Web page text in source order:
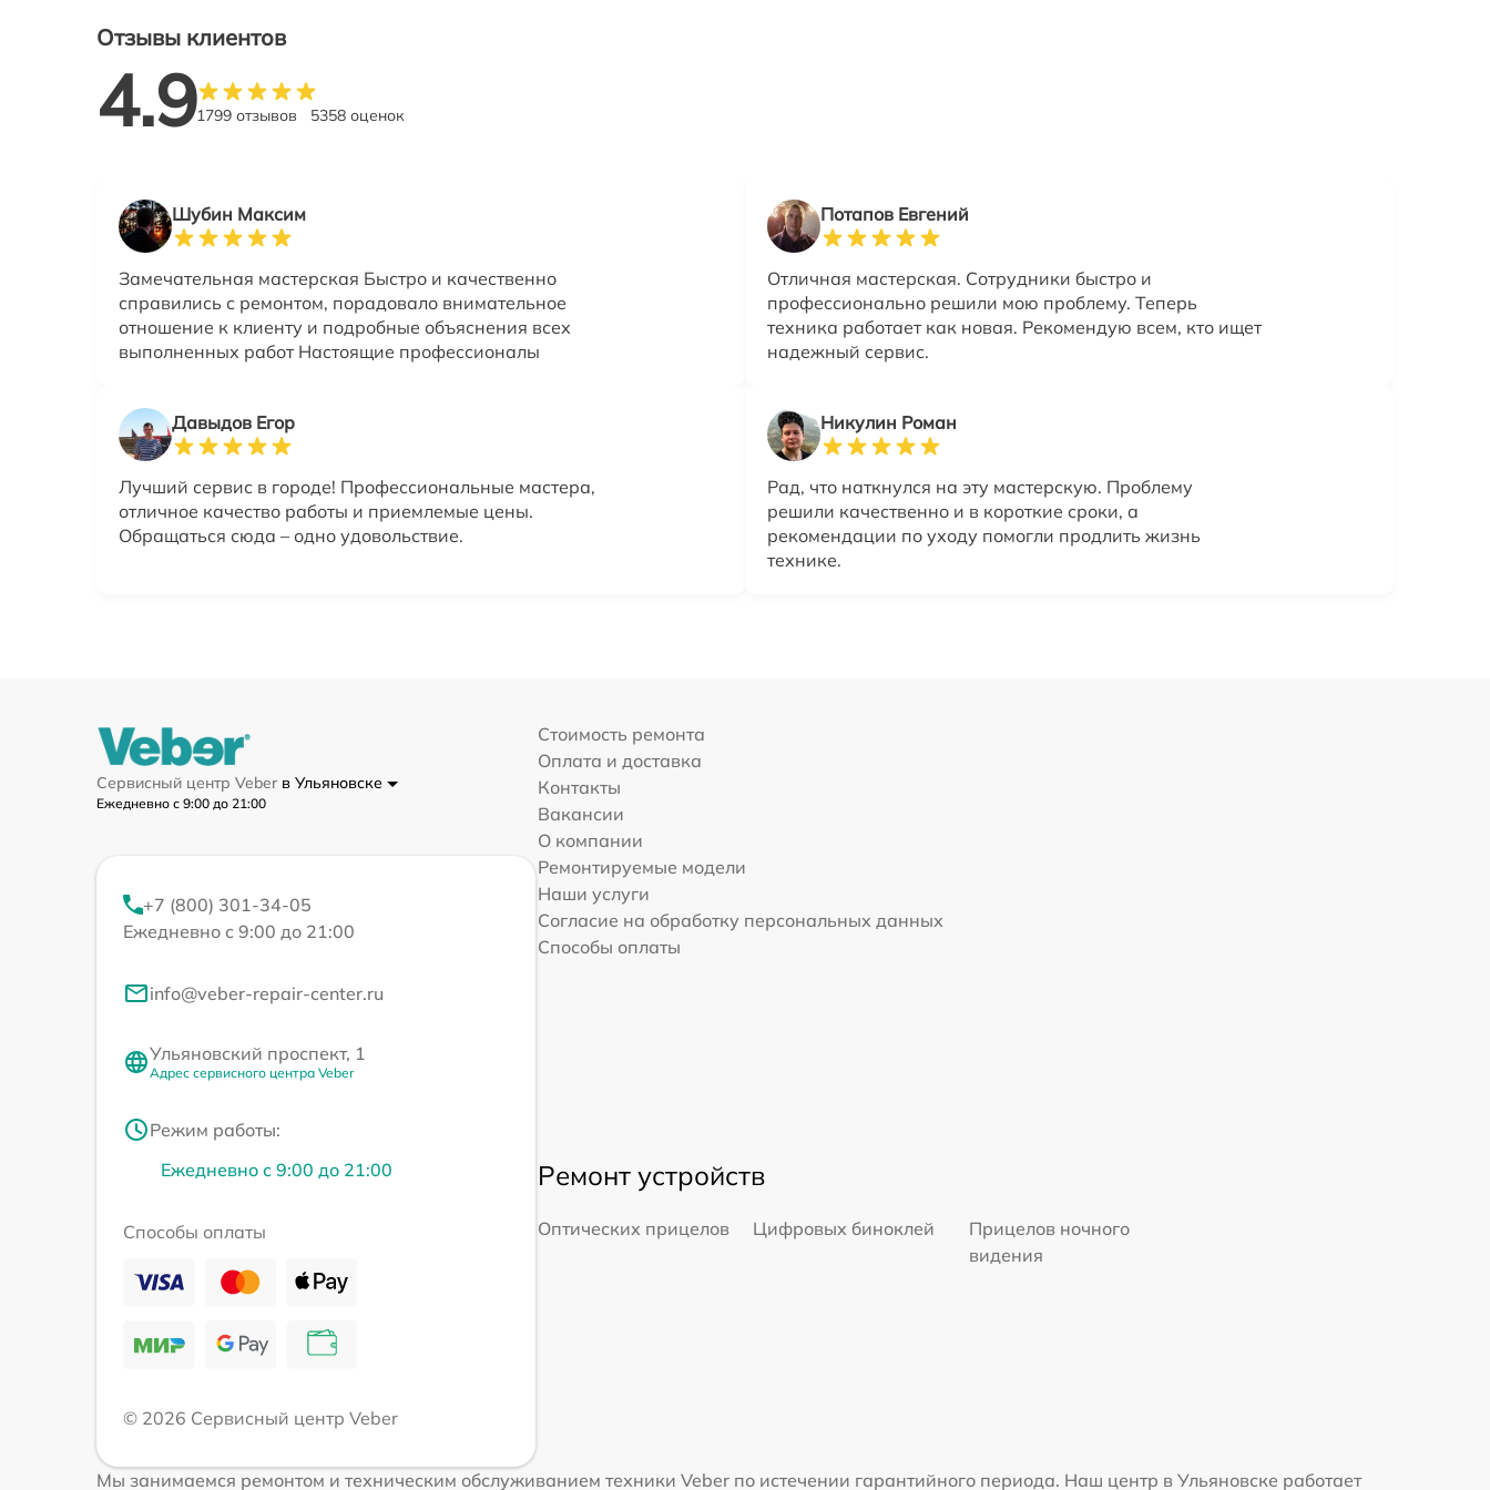
Отзывы клиентов
4.91799 отзывов 5358 оценок
Шубин Максим
Замечательная мастерская Быстро и качественно
справились с ремонтом, порадовало внимательное
отношение к клиенту и подробные объяснения всех
выполненных работ Настоящие профессионалы
Потапов Евгений
Отличная мастерская. Сотрудники быстро и
профессионально решили мою проблему. Теперь
техника работает как новая. Рекомендую всем, кто ищет
надежный сервис.
Давыдов Егор
Лучший сервис в городе! Профессиональные мастера,
отличное качество работы и приемлемые цены.
Обращаться сюда – одно удовольствие.
Никулин Роман
Рад, что наткнулся на эту мастерскую. Проблему
решили качественно и в короткие сроки, а
рекомендации по уходу помогли продлить жизнь
технике.
Сервисный центр Veber в Ульяновске
Ежедневно с 9:00 до 21:00
+7 (800) 301-34-05
Ежедневно с 9:00 до 21:00
info@veber-repair-center.ru
Ульяновский проспект, 1
Адрес сервисного центра Veber
Режим работы:
Ежедневно с 9:00 до 21:00
Способы оплаты
© 2026 Сервисный центр Veber
Стоимость ремонта
Оплата и доставка
Контакты
Вакансии
О компании
Ремонтируемые модели
Наши услуги
Согласие на обработку персональных данных
Способы оплаты
Ремонт устройств
Оптических прицелов Цифровых биноклей
Прицелов ночного
видения
Мы занимаемся ремонтом и техническим обслуживанием техники Veber по истечении гарантийного периода. Наш центр в Ульяновске работает